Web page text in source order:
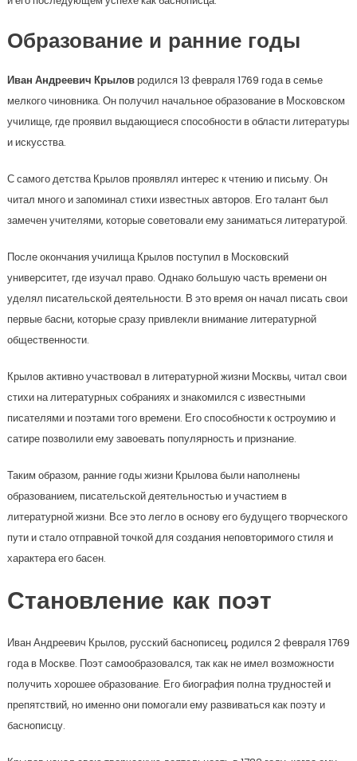
Образование и ранние годы
Иван Андреевич Крыловродился 13 февраля 1769 года в семье
мелкого чиновника. Он получил начальное образование в Московском
училище, где проявил выдающиеся способности в области литературы
и искусства.
С самого детства Крылов проявлял интерес к чтению и письму. Он
читал много и запоминал стихи известных авторов. Его талант был
замечен учителями, которые советовали ему заниматься литературой.
После окончания училища Крылов поступил в Московский
университет, где изучал право. Однако большую часть времени он
уделял писательской деятельности. В это время он начал писать свои
первые басни, которые сразу привлекли внимание литературной
общественности.
Крылов активно участвовал в литературной жизни Москвы, читал свои
стихи на литературных собраниях и знакомился с известными
писателями и поэтами того времени. Его способности к остроумию и
сатире позволили ему завоевать популярность и признание.
Таким образом, ранние годы жизни Крылова были наполнены
образованием, писательской деятельностью и участием в
литературной жизни. Все это легло в основу его будущего творческого
пути и стало отправной точкой для создания неповторимого стиля и
характера его басен.
Становление как поэт
Иван Андреевич Крылов, русский баснописец, родился 2 февраля 1769
года в Москве. Поэт самообразовался, так как не имел возможности
получить хорошее образование. Его биография полна трудностей и
препятствий, но именно они помогали ему развиваться как поэту и
баснописцу.